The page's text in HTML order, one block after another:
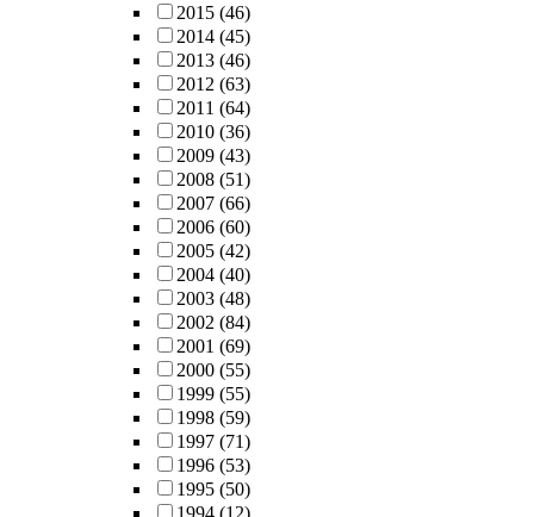
2015 (46)
2014 (45)
2013 (46)
2012 (63)
2011 (64)
2010 (36)
2009 (43)
2008 (51)
2007 (66)
2006 (60)
2005 (42)
2004 (40)
2003 (48)
2002 (84)
2001 (69)
2000 (55)
1999 (55)
1998 (59)
1997 (71)
1996 (53)
1995 (50)
1994 (12)